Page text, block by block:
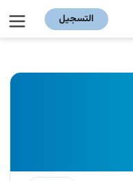
التسجيل